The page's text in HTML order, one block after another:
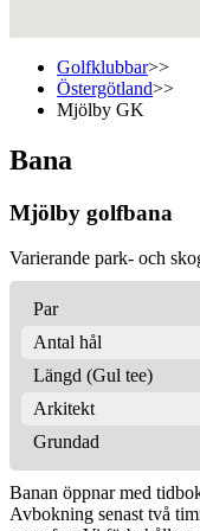
Golfklubbar>>
Östergötland>>
Mjölby GK
Bana
Mjölby golfbana
Varierande park- och
Par
Antal hål
Längd (Gul tee)
Arkitekt
Grundad
Banan öppnar med
Avbokning senast två